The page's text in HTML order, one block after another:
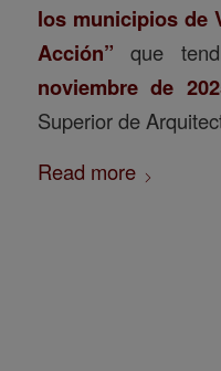
los municipios de
Acción” que
noviembre de
Superior de
Read more